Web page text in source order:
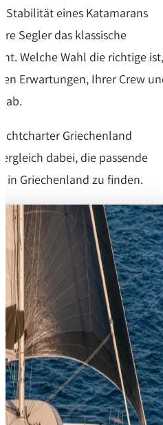
Stabilität eines Katamarans
Segler das klassische
Welche Wahl die richtige ist,
Erwartungen, Ihrer Crew
ab.
Griechenland
dabei, die passende
in Griechenland zu finden.